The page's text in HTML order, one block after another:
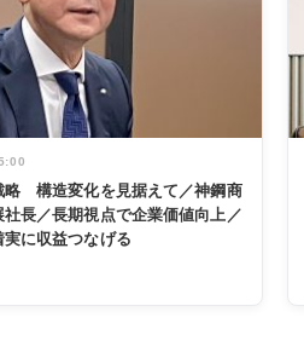
略 構造変化を見据えて／神鋼商
長／長期視点で企業価値向上／
に収益つなげる